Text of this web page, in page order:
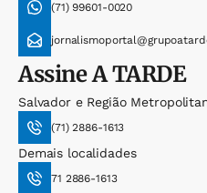
(71) 99601-0020
AssineA TARDE
Salvador e Região
(71) 2886-1613
Demais localidades
71 2886-1613